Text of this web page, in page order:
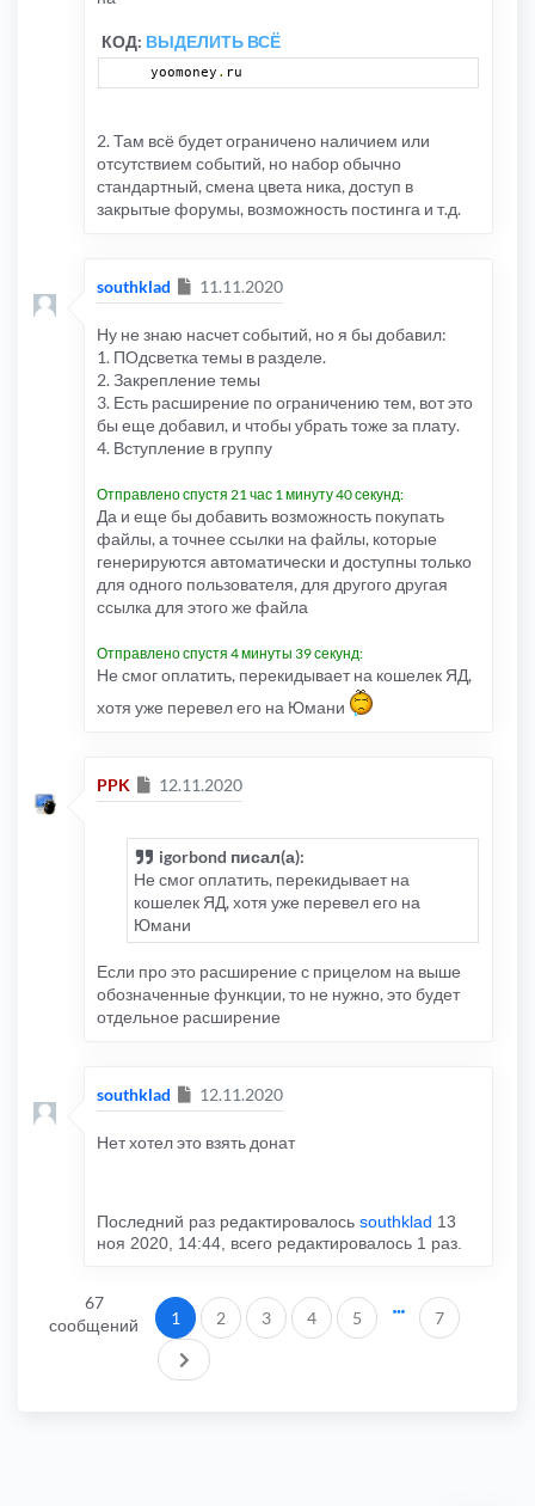
КОД: ВЫДЕЛИТЬ ВСЁ
yoomoney . ru
2. Там всё будет ограничено наличием или
отсутствием событий, но набор обычно
стандартный, смена цвета ника, доступ в
закрытые форумы, возможность постинга и т.д.
southklad Сообщение
11.11.2020
Ну не знаю насчет событий, но я бы добавил:
1. ПОдсветка темы в разделе.
2. Закрепление темы
3. Есть расширение по ограничению тем, вот это
бы еще добавил, и чтобы убрать тоже за плату.
4. Вступление в группу
Отправлено спустя 21 час 1 минуту 40 секунд:
Да и еще бы добавить возможность покупать
файлы, а точнее ссылки на файлы, которые
генерируются автоматически и доступны только
для одного пользователя, для другого другая
ссылка для этого же файла
Отправлено спустя 4 минуты 39 секунд:
Не смог оплатить, перекидывает на кошелек ЯД,
хотя уже перевел его на Юмани
PPK Сообщение
12.11.2020
igorbond писал(а):
Не смог оплатить, перекидывает на
кошелек ЯД, хотя уже перевел его на
Юмани
Если про это расширение с прицелом на выше
обозначенные функции, то не нужно, это будет
отдельное расширение
southklad Сообщение
12.11.2020
Нет хотел это взять донат
Последний раз редактировалось southklad 13
ноя 2020, 14:44, всего редактировалось 1 раз.
67
сообщений
1 2 3 4 5
7
След.